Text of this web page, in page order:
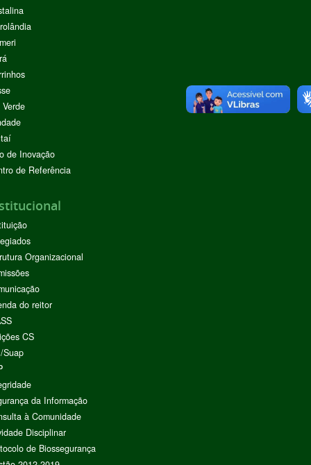
de Inovação
de Referência
Organizacional
do reitor
CS
Suap
da Informação
à Comunidade
Disciplinar
de Biossegurança